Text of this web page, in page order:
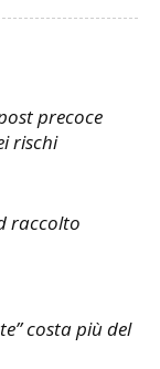
precoce
rischi
raccolto
costa più del